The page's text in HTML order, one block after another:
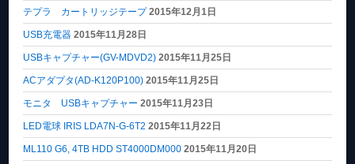
テプラ カートリッジテープ 2015年12月1日
USB充電器 2015年11月28日
USBキャプチャー(GV-MDVD2) 2015年11月25日
ACアダプタ(AD-K120P100) 2015年11月25日
モニタ USBキャプチャー 2015年11月23日
LED電球 IRIS LDA7N-G-6T2 2015年11月22日
ML110 G6, 4TB HDD ST4000DM000 2015年11月20日